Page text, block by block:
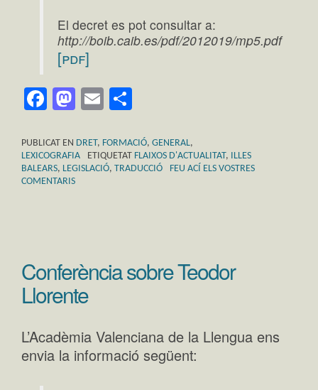
El decret es pot consultar a:
http://boib.caib.es/pdf/2012019/mp5.pdf
[pdf]
Facebook
Mastodon
Email
PUBLICAT EN DRET, FORMACIÓ, GENERAL,
LEXICOGRAFIA
ETIQUETAT FLAIXOS D'ACTUALITAT, ILLES
BALEARS, LEGISLACIÓ, TRADUCCIÓ
FEU ACÍ ELS VOSTRES
COMENTARIS
Conferència sobre Teodor
Llorente
L’Acadèmia Valenciana de la Llengua ens
envia la informació següent: